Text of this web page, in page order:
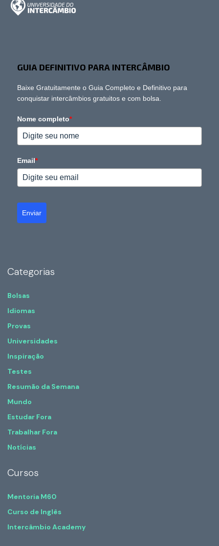
GUIA DEFINITIVO PARA INTERCÂMBIO
Baixe Gratuitamente o Guia Completo e Definitivo para
conquistar intercâmbios gratuitos e com bolsa.
Nome completo*
Email*
Enviar
Categorias
Bolsas
Idiomas
Provas
Universidades
Inspiração
Testes
Resumão da Semana
Mundo
Estudar Fora
Trabalhar Fora
Notícias
Cursos
Mentoria M60
Curso de Inglês
Intercâmbio Academy